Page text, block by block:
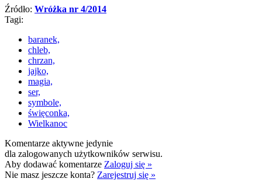
Źródło: Wróżka nr 4/2014
Tagi:
baranek,
chleb,
chrzan,
jajko,
magia,
ser,
symbole,
święconka,
Wielkanoc
Komentarze aktywne jedynie
dla zalogowanych użytkowników serwisu.
Aby dodawać komentarze Zaloguj się »
Nie masz jeszcze konta? Zarejestruj się »